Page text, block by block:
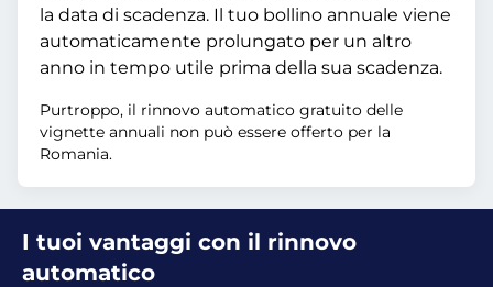
la data di scadenza. Il tuo bollino annuale viene
automaticamente prolungato per un altro
anno in tempo utile prima della sua scadenza.
Purtroppo, il rinnovo automatico gratuito delle
vignette annuali non può essere offerto per la
Romania.
I tuoi vantaggi con il rinnovo
automatico